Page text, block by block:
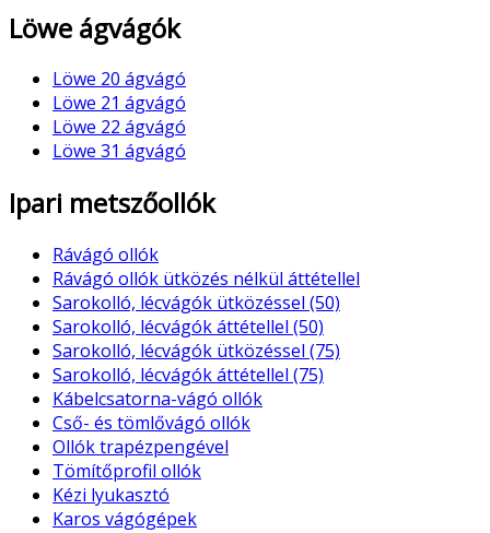
Löwe ágvágók
Löwe 20 ágvágó
Löwe 21 ágvágó
Löwe 22 ágvágó
Löwe 31 ágvágó
Ipari metszőollók
Rávágó ollók
Rávágó ollók ütközés nélkül áttétellel
Sarokolló, lécvágók ütközéssel (50)
Sarokolló, lécvágók áttétellel (50)
Sarokolló, lécvágók ütközéssel (75)
Sarokolló, lécvágók áttétellel (75)
Kábelcsatorna-vágó ollók
Cső- és tömlővágó ollók
Ollók trapézpengével
Tömítőprofil ollók
Kézi lyukasztó
Karos vágógépek